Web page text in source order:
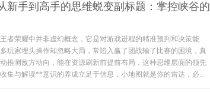
新手到高手的思维蜕变副标题：掌控峡谷的
者荣耀中并非虚幻概念，它是对游戏进程的精准预判和决策能
玩家埋头操作却忽略大局，常陷入赢了团战输了比赛的困境，真
推测敌方动向，能在资源刷新前提前布局，这种思维层面的领先
集与解读**意识的养成立足于信息，小地图就是你的雷达，必...